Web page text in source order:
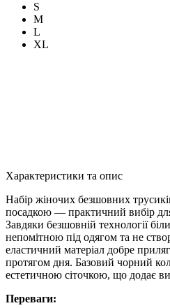
S
M
L
XL
Характеристики та опис
Набір жіночих безшовних
посадкою — практичний вибір
Завдяки безшовній технології
непомітною під одягом та не
еластичний матеріал добре
протягом дня. Базовий чорний
естетичною сіточкою, що додає
Переваги: